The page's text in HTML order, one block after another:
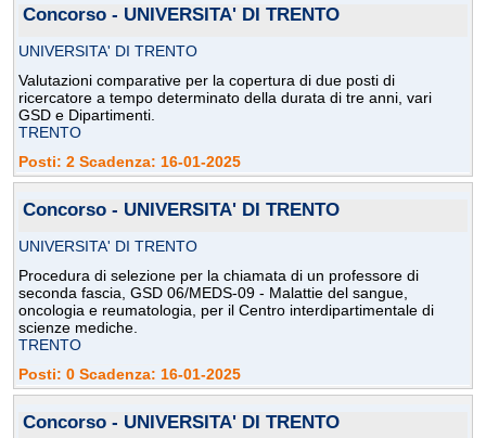
Concorso - UNIVERSITA' DI TRENTO
UNIVERSITA' DI TRENTO
Valutazioni comparative per la copertura di due posti di
ricercatore a tempo determinato della durata di tre anni, vari
GSD e Dipartimenti.
TRENTO
Posti: 2 Scadenza: 16-01-2025
Concorso - UNIVERSITA' DI TRENTO
UNIVERSITA' DI TRENTO
Procedura di selezione per la chiamata di un professore di
seconda fascia, GSD 06/MEDS-09 - Malattie del sangue,
oncologia e reumatologia, per il Centro interdipartimentale di
scienze mediche.
TRENTO
Posti: 0 Scadenza: 16-01-2025
Concorso - UNIVERSITA' DI TRENTO